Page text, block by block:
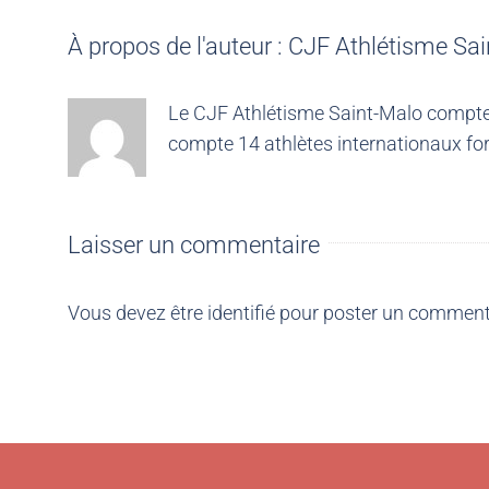
À propos de l'auteur : CJF Athlétisme
Le CJF Athlétisme Saint-Malo
compte 14 athlètes internationaux
Laisser un commentaire
Vous devez être identifié pour poster un